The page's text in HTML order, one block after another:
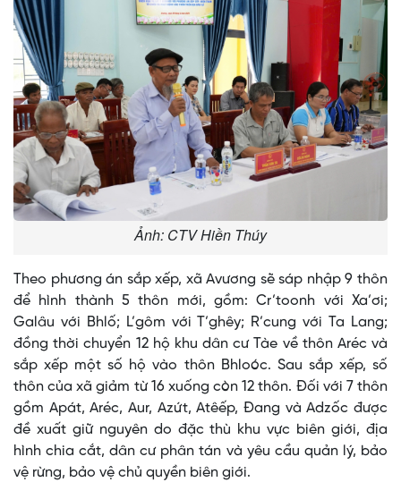
Ảnh: CTV Hiền Thúy
Theo phương án sắp xếp, xã Avương sẽ sáp nhập 9 thôn
để hình thành 5 thôn mới, gồm: Cr’toonh với Xa’ơi;
Galâu với Bhlố; L’gôm với T’ghêy; R’cung với Ta Lang;
đồng thời chuyển 12 hộ khu dân cư Tàe về thôn Aréc và
sắp xếp một số hộ vào thôn Bhloóc. Sau sắp xếp, số
thôn của xã giảm từ 16 xuống còn 12 thôn. Đối với 7 thôn
gồm Apát, Aréc, Aur, Azứt, Atêếp, Đang và Adzốc được
đề xuất giữ nguyên do đặc thù khu vực biên giới, địa
hình chia cắt, dân cư phân tán và yêu cầu quản lý, bảo
vệ rừng, bảo vệ chủ quyền biên giới.